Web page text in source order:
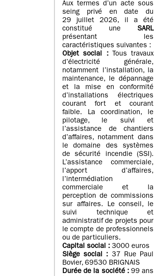
Aux termes d’un acte sous
seing privé en date du
29 juillet 2026, il a été
constitué une SARL
présentant les
caractéristiques suivantes :
Objet social :
Tous travaux
d’électricité générale,
notamment l’installation, la
maintenance, le dépannage
et la mise en conformité
d’installations électriques
courant fort et courant
faible. La coordination, le
pilotage, le suivi et
l’assistance de chantiers
d’affaires, notamment dans
le domaine des systèmes
de sécurité incendie (SSI).
L’assistance commerciale,
l’apport d’affaires,
l’intermédiation
commerciale et la
perception de commissions
sur affaires. Le conseil, le
suivi technique et
administratif de projets pour
le compte de professionnels
ou de particuliers.
Capital social : 3000 euros
Siège social : 37 Rue Paul
Bovier, 69530 BRIGNAIS
Durée de la société : 99 ans